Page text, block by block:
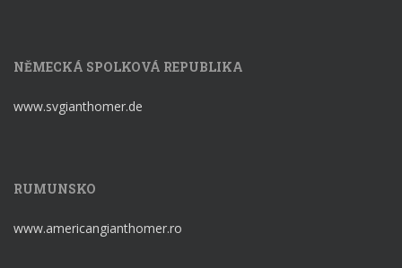
NĚMECKÁ SPOLKOVÁ REPUBLIKA
www.svgianthomer.de
RUMUNSKO
www.americangianthomer.ro